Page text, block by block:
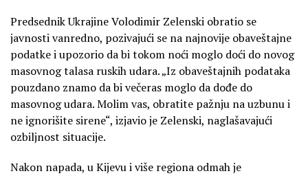
Predsednik Ukrajine Volodimir Zelenski obratio se
javnosti vanredno, pozivajući se na najnovije obaveštajne
podatke i upozorio da bi tokom noći moglo doći do novog
masovnog talasa ruskih udara. „Iz obaveštajnih podataka
pouzdano znamo da bi večeras moglo da dođe do
masovnog udara. Molim vas, obratite pažnju na uzbunu i
ne ignorišite sirene“, izjavio je Zelenski, naglašavajući
ozbiljnost situacije.
Nakon napada, u Kijevu i više regiona odmah je